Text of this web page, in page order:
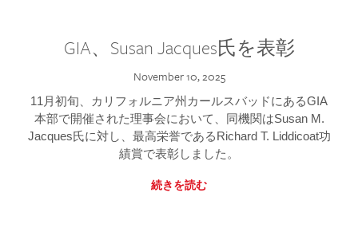
GIA、Susan Jacques氏を表彰
November 10, 2025
11月初旬、カリフォルニア州カールスバッドにあるGIA
本部で開催された理事会において、同機関はSusan M.
Jacques氏に対し、最高栄誉であるRichard T. Liddicoat功
績賞で表彰しました。
続きを読む